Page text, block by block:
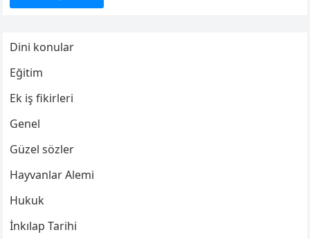
Dini konular
Eğitim
Ek iş fikirleri
Genel
Güzel sözler
Hayvanlar Alemi
Hukuk
İnkılap Tarihi